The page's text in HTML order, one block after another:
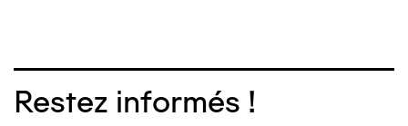
Restez informés !